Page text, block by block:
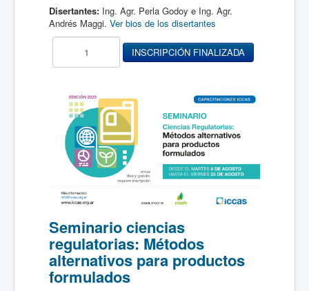
Disertantes: Ing. Agr. Perla Godoy e Ing. Agr.
Andrés Maggi. Ver bios de los disertantes
Seminario ciencias
regulatorias: Métodos
alternativos para productos
formulados